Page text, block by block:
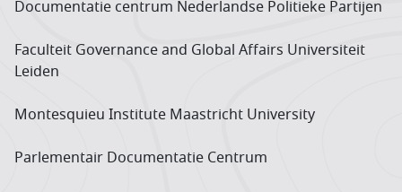
Documentatie centrum Neder­landse Politieke Partijen
Faculteit Governance and Global Affairs Universiteit
Leiden
Montesquieu Institute Maastricht University
Parlementair Documentatie Centrum